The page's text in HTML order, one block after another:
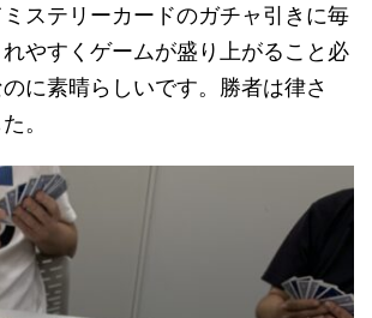
ステリーカードのガチャ引きに毎
やすくゲームが盛り上がること必
に素晴らしいです。勝者は律さ
。